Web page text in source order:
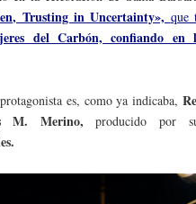
Trusting in Uncertainty», que
del Carbón, confiando en
es, como ya indicaba,
M. Merino,producido por